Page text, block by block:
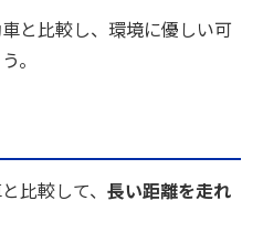
と比較し、環境に優しい可
。
比較して、 長い距離を走れ